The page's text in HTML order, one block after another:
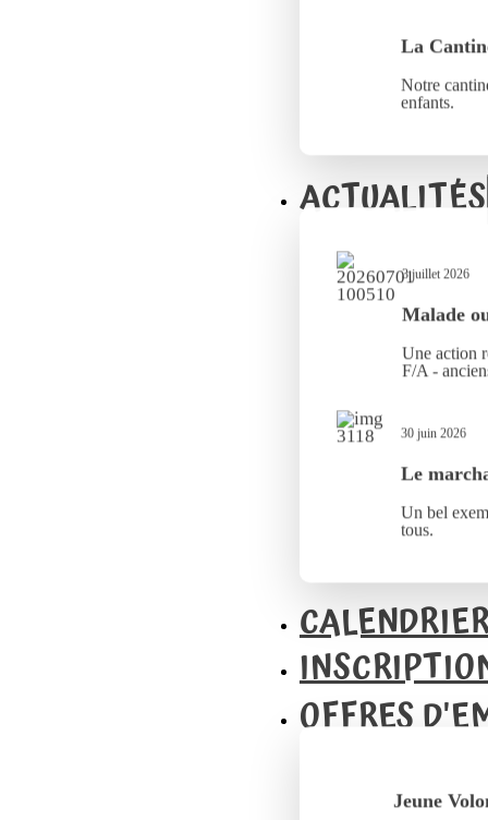
La
Notre
enfants.
ACTUALITÉS
3 juillet 2026
Malade
Une action
F/A -
30 juin 2026
Le
Un bel
tous.
OFFRES
Jeune